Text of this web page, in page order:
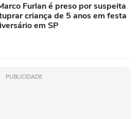
Furlan é preso por suspeita
criança de 5 anos em festa
em SP
PUBLICIDADE